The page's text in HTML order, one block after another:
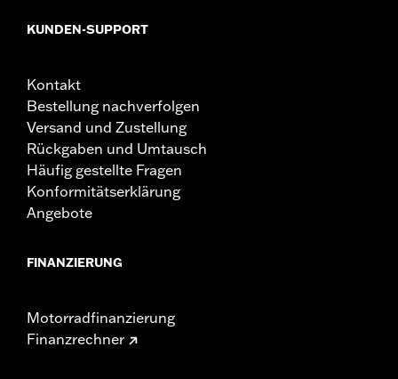
KUNDEN-SUPPORT
Kontakt
Bestellung nachverfolgen
Versand und Zustellung
Rückgaben und Umtausch
Häufig gestellte Fragen
Konformitätserklärung
Angebote
FINANZIERUNG
Motorradfinanzierung
Finanzrechner